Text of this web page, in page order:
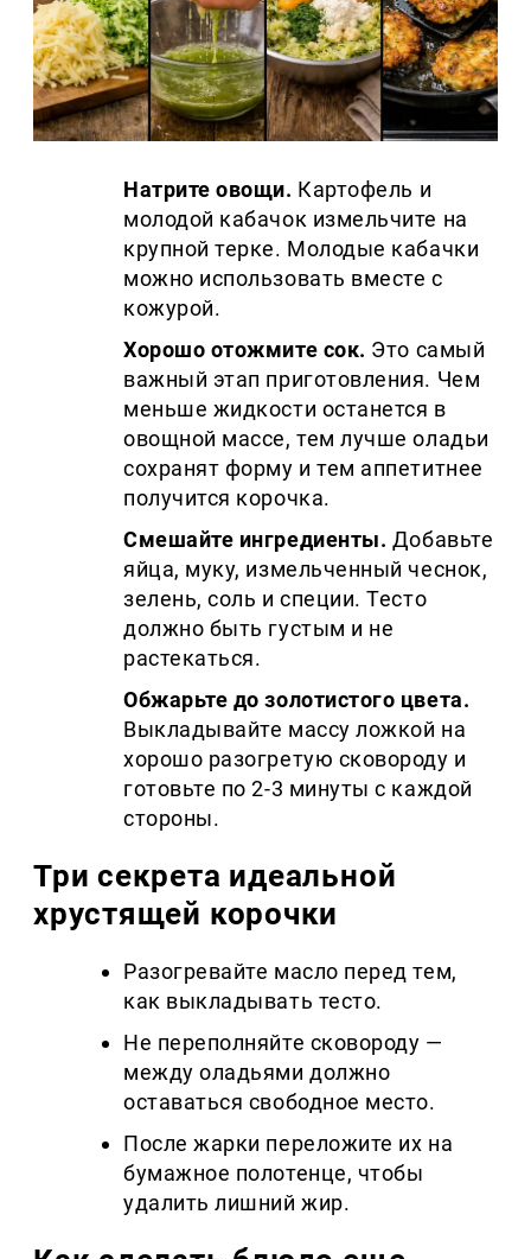
Натрите овощи. Картофель и
молодой кабачок измельчите на
крупной терке. Молодые кабачки
можно использовать вместе с
кожурой.
Хорошо отожмите сок. Это самый
важный этап приготовления. Чем
меньше жидкости останется в
овощной массе, тем лучше оладьи
сохранят форму и тем аппетитнее
получится корочка.
Смешайте ингредиенты. Добавьте
яйца, муку, измельченный чеснок,
зелень, соль и специи. Тесто
должно быть густым и не
растекаться.
Обжарьте до золотистого цвета.
Выкладывайте массу ложкой на
хорошо разогретую сковороду и
готовьте по 2-3 минуты с каждой
стороны.
Три секрета идеальной
хрустящей корочки
Разогревайте масло перед тем,
как выкладывать тесто.
Не переполняйте сковороду —
между оладьями должно
оставаться свободное место.
После жарки переложите их на
бумажное полотенце, чтобы
удалить лишний жир.